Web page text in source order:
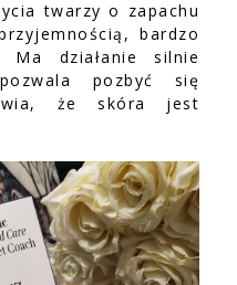
twarzy o zapachu
bardzo
działanie silnie
pozbyć się
że skóra jest